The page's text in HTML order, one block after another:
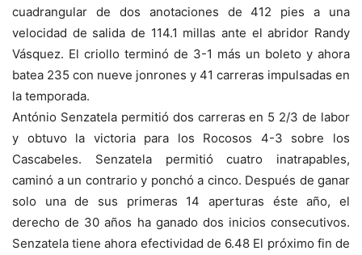
cuadrangular de dos anotaciones de 412 pies a una
velocidad de salida de 114.1 millas ante el abridor Randy
Vásquez. El criollo terminó de 3-1 más un boleto y ahora
batea 235 con nueve jonrones y 41 carreras impulsadas en
la temporada.
António Senzatela permitió dos carreras en 5 2/3 de labor
y obtuvo la victoria para los Rocosos 4-3 sobre los
Cascabeles. Senzatela permitió cuatro inatrapables,
caminó a un contrario y ponchó a cinco. Después de ganar
solo una de sus primeras 14 aperturas éste año, el
derecho de 30 años ha ganado dos inicios consecutivos.
Senzatela tiene ahora efectividad de 6.48 El próximo fin de